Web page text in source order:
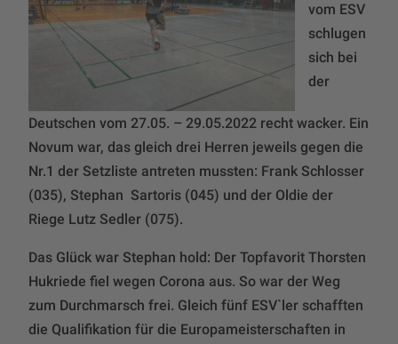
vom ESV
schlugen
sich bei
der
Deutschen vom 27.05. – 29.05.2022 recht wacker. Ein
Novum war, das gleich drei Herren jeweils gegen die
Nr.1 der Setzliste antreten mussten: Frank Schlosser
(035), Stephan Sartoris (045) und der Oldie der
Riege Lutz Sedler (075).
Das Glück war Stephan hold: Der Topfavorit Thorsten
Hukriede fiel wegen Corona aus. So war der Weg
zum Durchmarsch frei. Gleich fünf ESV`ler schafften
die Qualifikation für die Europameisterschaften in